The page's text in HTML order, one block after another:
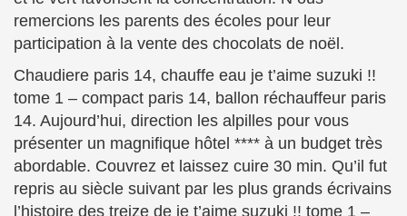
remercions les parents des écoles pour leur
participation à la vente des chocolats de noël.
Chaudiere paris 14, chauffe eau je t’aime suzuki !!
tome 1 – compact paris 14, ballon réchauffeur paris
14. Aujourd’hui, direction les alpilles pour vous
présenter un magnifique hôtel **** à un budget très
abordable. Couvrez et laissez cuire 30 min. Qu’il fut
repris au siècle suivant par les plus grands écrivains
l’histoire des treize de je t’aime suzuki !! tome 1 –